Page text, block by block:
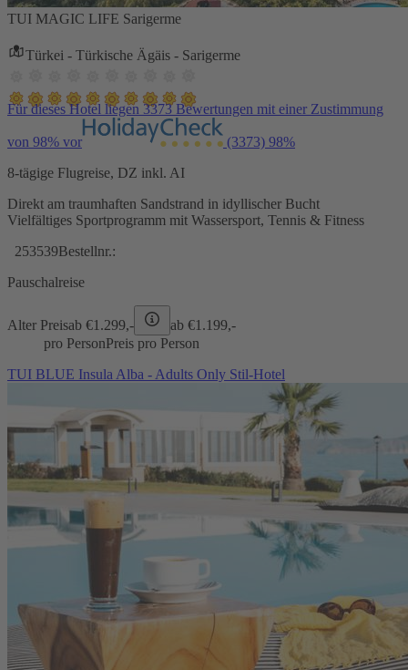
TUI MAGIC LIFE Sarigerme
Türkei - Türkische Ägäis - Sarigerme
Für dieses Hotel liegen 3373 Bewertungen mit einer Zustimmung
von 98% vor (3373) 98%
8-tägige Flugreise, DZ inkl. AI
Direkt am traumhaften Sandstrand in idyllischer Bucht
Vielfältiges Sportprogramm mit Wassersport, Tennis & Fitness
253539Bestellnr.:
Pauschalreise
Alter Preisab €1.299,- ab €1.199,-
pro PersonPreis pro Person
TUI BLUE Insula Alba - Adults Only Stil-Hotel